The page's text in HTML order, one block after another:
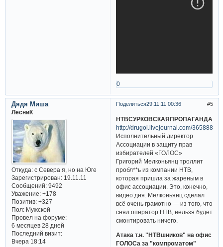
0
Поделиться 5
29.11.11 00:36
Дядя Миша
ЛесниК
Откуда:с Севера я, но на Юге
Зарегистрирован: 19.11.11
Сообщений:9492
Уважение: +178
Позитив: +327
Пол:Мужской
Провел на форуме:
6 месяцев 28 дней
Последний визит:
Вчера 18:14
НТВСУРКОВСКАЯПРОПАГАНДА
http://drugoi.livejournal.com/
Исполнительный директор
Ассоциации в защиту прав
избирателей «ГОЛОС»
Григорий Мелконьянц троллит
пробл**ь из компании НТВ,
которая пришла за жареным в
офис ассоциации. Это, конечно,
видео дня. Мелконьянц сделал
всё очень грамотно — из того, что
снял оператор НТВ, нельзя будет
смонтировать ничего.
Атака т.н. "НТВшников" на офис
ГОЛОСа за "компроматом"